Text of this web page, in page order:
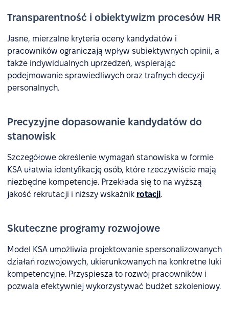
Transparentność i obiektywizm procesów HR
Jasne, mierzalne kryteria oceny kandydatów i
pracowników ograniczają wpływ subiektywnych opinii, a
także indywidualnych uprzedzeń, wspierając
podejmowanie sprawiedliwych oraz trafnych decyzji
personalnych.
Precyzyjne dopasowanie kandydatów do
stanowisk
Szczegółowe określenie wymagań stanowiska w formie
KSA ułatwia identyfikację osób, które rzeczywiście mają
niezbędne kompetencje. Przekłada się to na wyższą
jakość rekrutacji i niższy wskaźnik rotacji.
Skuteczne programy rozwojowe
Model KSA umożliwia projektowanie spersonalizowanych
działań rozwojowych, ukierunkowanych na konkretne luki
kompetencyjne. Przyspiesza to rozwój pracowników i
pozwala efektywniej wykorzystywać budżet szkoleniowy.